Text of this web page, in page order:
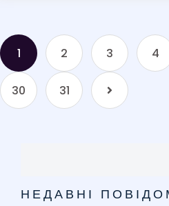
1 2 3 4
30 31
НЕДАВНІ